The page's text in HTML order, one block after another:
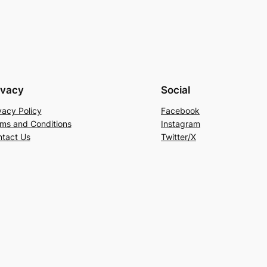
Policy
and Conditions
Us
Social
Facebook
Instagram
Twitter/X